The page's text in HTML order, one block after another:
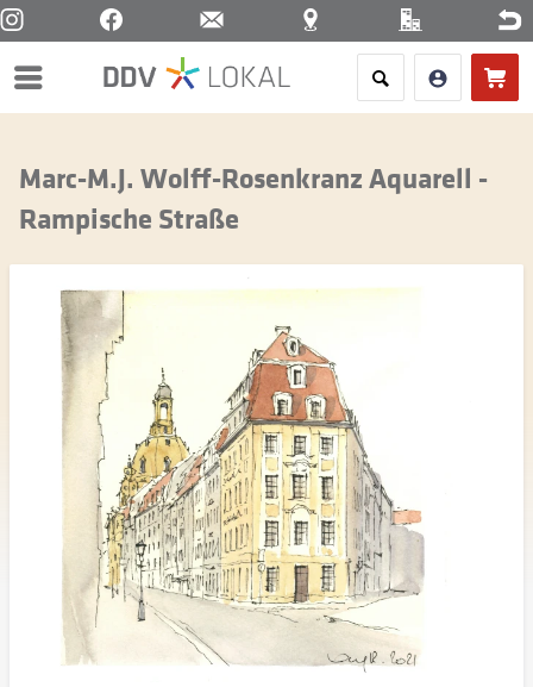
Menü
Marc-M.J. Wolff-Rosenkranz Aquarell -
Rampische Straße